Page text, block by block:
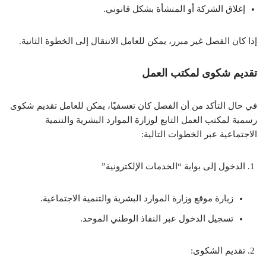
إغلاق الشركة أو المنشأة بشكل قانوني.
إذا كان الفصل غير مبرر، يمكن للعامل الانتقال إلى الخطوة الثانية.
تقديم شكوى لمكتب العمل
في حال التأكد من أن الفصل كان تعسفيًا، يمكن للعامل تقديم شكوى
رسمية لمكتب العمل التابع لوزارة الموارد البشرية والتنمية
الاجتماعية عبر الخطوات التالية:
الدخول إلى بوابة “الخدمات الإلكترونية”
زيارة موقع وزارة الموارد البشرية والتنمية الاجتماعية.
تسجيل الدخول عبر النفاذ الوطني الموحد.
تقديم الشكوى: